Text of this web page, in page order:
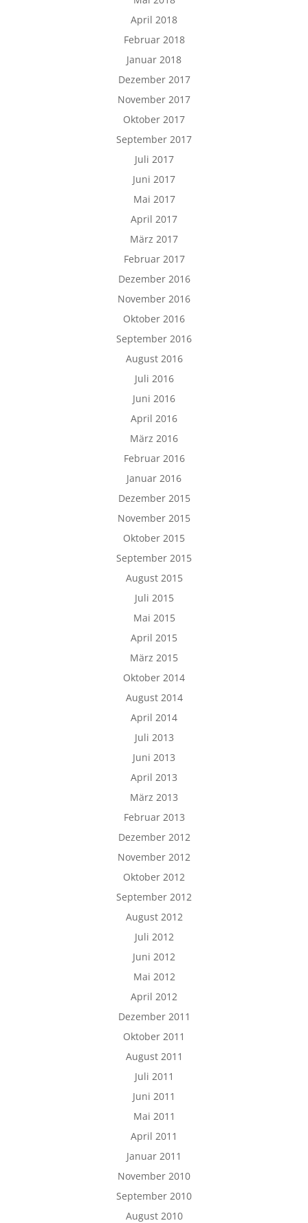
April 2018
Februar 2018
Januar 2018
Dezember 2017
November 2017
Oktober 2017
September 2017
Juli 2017
Juni 2017
Mai 2017
April 2017
März 2017
Februar 2017
Dezember 2016
November 2016
Oktober 2016
September 2016
August 2016
Juli 2016
Juni 2016
April 2016
März 2016
Februar 2016
Januar 2016
Dezember 2015
November 2015
Oktober 2015
September 2015
August 2015
Juli 2015
Mai 2015
April 2015
März 2015
Oktober 2014
August 2014
April 2014
Juli 2013
Juni 2013
April 2013
März 2013
Februar 2013
Dezember 2012
November 2012
Oktober 2012
September 2012
August 2012
Juli 2012
Juni 2012
Mai 2012
April 2012
Dezember 2011
Oktober 2011
August 2011
Juli 2011
Juni 2011
Mai 2011
April 2011
Januar 2011
November 2010
September 2010
August 2010